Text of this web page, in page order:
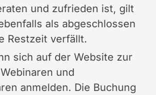
und zufrieden ist, gilt
als abgeschlossen
Restzeit verfällt.
sich auf der Website zur
und
anmelden. Die Buchung